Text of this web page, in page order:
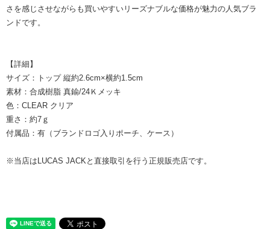
さを感じさせながらも買いやすいリーズナブルな価格が魅力の人気ブラ
ンドです。
【詳細】
サイズ：トップ 縦約2.6cm×横約1.5cm
素材：合成樹脂 真鍮/24Ｋメッキ
色：CLEAR クリア
重さ：約7ｇ
付属品：有（ブランドロゴ入りポーチ、ケース）
※当店はLUCAS JACKと直接取引を行う正規販売店です。